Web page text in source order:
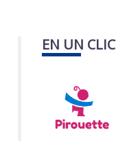
EN UN CLIC